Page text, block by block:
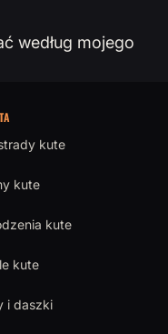
według mojego
kute
kute
kute
kute
i daszki